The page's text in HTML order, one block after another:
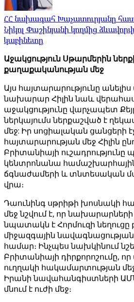
ՀՀ նախագահ Խաչատուրյանը
Նիկոլ Փաշինյանի կողմից
կաբինետը
Աջակցություն Սթարմերին
քաղաքականության մեջ
Այս հայտարարությունը
նախարար Հիլին նաև
աջակցությունը վարչապետ
ներկայումս ներքաշված է
մեջ: Իր սոցիալական ցանցերի
հայտարարության մեջ Հիլին
Բրիտանիայի ուշադրությունը
կենտրոնանա
ճգնաժամերի և տնտեսական
վրա։
Դաունինգ սթրիթի խոսնակի
մեջ նշվում է, որ
նպատակն է Հորմուզի նեղուցը
միջազգային
համար։ Ինչպես նախկինում
Բրիտանիայի դիրքորոշումը, որ
ուղղակի հակամարտության
Իրանի նավահանգիստների
մնում է ուժի մեջ։